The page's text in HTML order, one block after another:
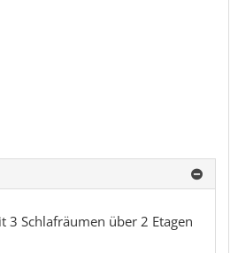
3 Schlafräumen über 2 Etagen